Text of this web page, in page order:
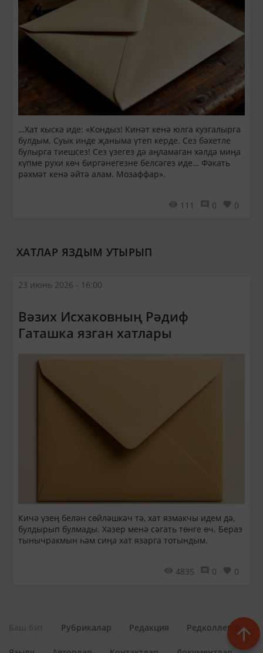
…Хат кыска иде: «Кондыз! Кинәт кенә юлга кузгалырга
булдым. Суык инде җаныма үтеп керде. Сез бәхетле
булырга тиешсез! Сез үзегез дә аңламаган хәлдә миңа
күпме рухи көч биргәнегезне белсәгез иде… Фәкать
рәхмәт кенә әйтә алам. Мозаффар».
111 0 0
ХАТЛАР ЯЗДЫМ УТЫРЫП
23 июнь 2026 - 16:00
Вәзих Исхаковның Рәдиф
Гаташка язган хатлары
Кичә үзең белән сөйләшкәч тә, хат язмакчы идем дә,
булдырып булмады. Хәзер менә сәгать төнге өч. Бераз
тынычракмын һәм сиңа хат язарга тотындым.
4835 0 0
Рубрикалар Редакция Редколлегия